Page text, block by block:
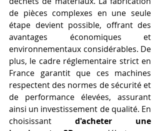
de pièces complexes en une seule
étape devient possible, offrant des
avantages économiques et
environnementaux considérables. De
plus, le cadre réglementaire strict en
France garantit que ces machines
respectent des normes de sécurité et
de performance élevées, assurant
ainsi un investissement de qualité. En
choisissant d'acheter une